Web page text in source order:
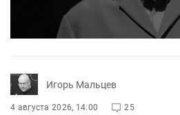
Игорь Мальцев
4 августа 2026, 14:00 25